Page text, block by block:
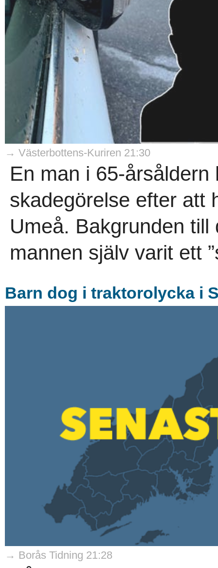
→ Västerbottens-Kuriren 21:30
En man i 65-årsåldern
skadegörelse efter att
Umeå. Bakgrunden
mannen själv varit ett
Barn dog i traktorolycka i
→ Borås Tidning 21:28